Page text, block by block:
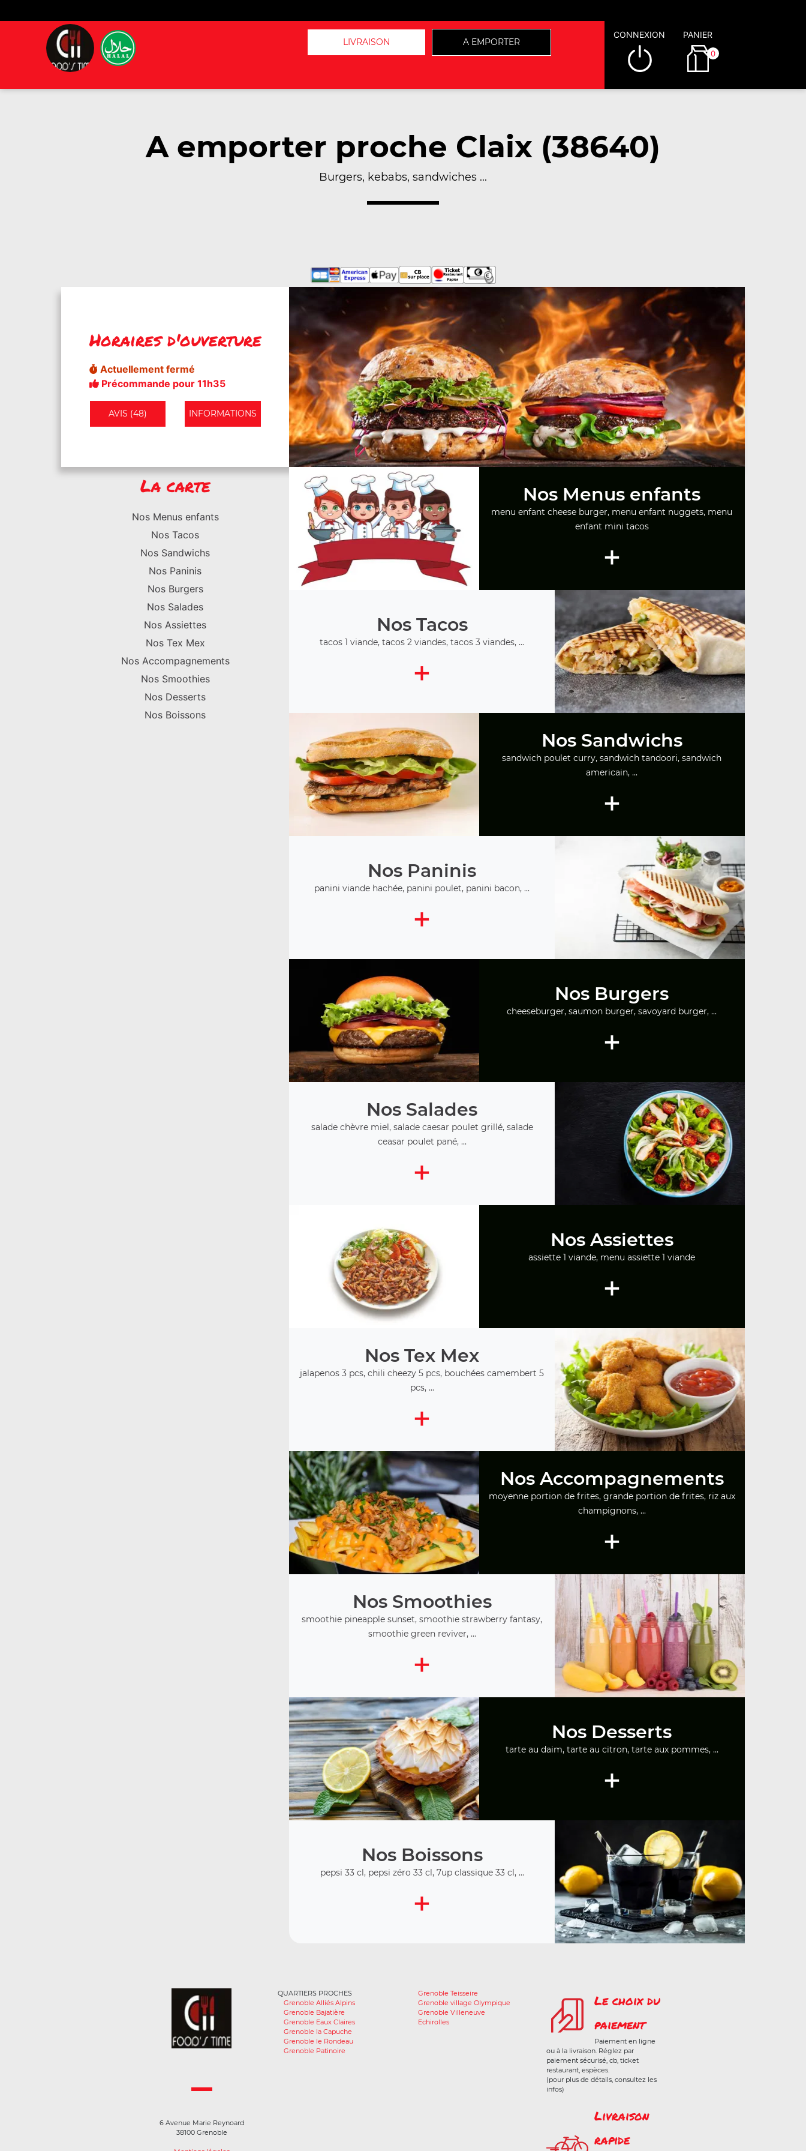
LIVRAISON A EMPORTER
CONNEXION PANIER
0
A emporter proche Claix (38640)
Burgers, kebabs, sandwiches ...
Horaires d'ouverture
Actuellement fermé
Précommande pour 11h35
AVIS (48) INFORMATIONS
La carte
Nos Menus enfants
Nos Tacos
Nos Sandwichs
Nos Paninis
Nos Burgers
Nos Salades
Nos Assiettes
Nos Tex Mex
Nos Accompagnements
Nos Smoothies
Nos Desserts
Nos Boissons
Nos Menus enfants
menu enfant cheese burger, menu enfant nuggets, menu
enfant mini tacos
+
Nos Tacos
tacos 1 viande, tacos 2 viandes, tacos 3 viandes, ...
+
Nos Sandwichs
sandwich poulet curry, sandwich tandoori, sandwich
americain, ...
+
Nos Paninis
panini viande hachée, panini poulet, panini bacon, ...
+
Nos Burgers
cheeseburger, saumon burger, savoyard burger, ...
+
Nos Salades
salade chèvre miel, salade caesar poulet grillé, salade
ceasar poulet pané, ...
+
Nos Assiettes
assiette 1 viande, menu assiette 1 viande
+
Nos Tex Mex
jalapenos 3 pcs, chili cheezy 5 pcs, bouchées camembert 5
pcs, ...
+
Nos Accompagnements
moyenne portion de frites, grande portion de frites, riz aux
champignons, ...
+
Nos Smoothies
smoothie pineapple sunset, smoothie strawberry fantasy,
smoothie green reviver, ...
+
Nos Desserts
tarte au daim, tarte au citron, tarte aux pommes, ...
+
Nos Boissons
pepsi 33 cl, pepsi zéro 33 cl, 7up classique 33 cl, ...
+
6 Avenue Marie Reynoard
38100 Grenoble
QUARTIERS PROCHES
Grenoble Alliés Alpins
Grenoble Bajatière
Grenoble Eaux Claires
Grenoble la Capuche
Grenoble le Rondeau
Grenoble Patinoire
Grenoble Teisseire
Grenoble village Olympique
Grenoble Villeneuve
Echirolles
Le choix du
paiement
Paiement en ligne
ou à la livraison. Réglez par
paiement sécurisé, cb, ticket
restaurant, espèces.
(pour plus de détails, consultez les
infos)
Livraison
rapide